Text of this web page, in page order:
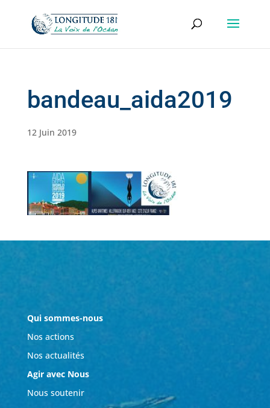
bandeau_aida2019
12 Juin 2019
Qui sommes-nous
Nos actions
Nos actualités
Agir avec Nous
Nous soutenir